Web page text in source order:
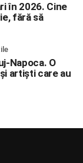
în 2026. Cine
fără să
Napoca. O
artiști care au